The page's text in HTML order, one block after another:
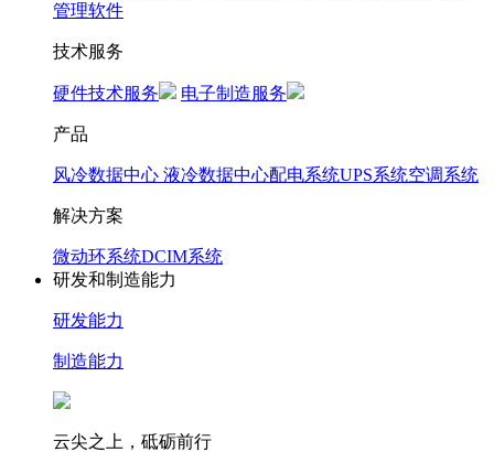
管理软件
技术服务
硬件技术服务 电子制造服务
产品
风冷数据中心 液冷数据中心配电系统UPS系统空调系统
解决方案
微动环系统DCIM系统
研发和制造能力
研发能力
制造能力
云尖之上，砥砺前行